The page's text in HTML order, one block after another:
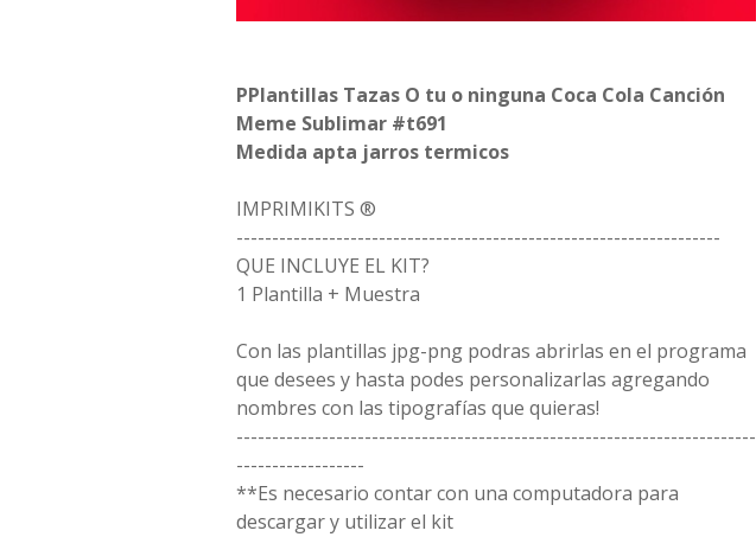
PPlantillas Tazas O tu o ninguna Coca Cola Canción
Meme Sublimar #t691
Medida apta jarros termicos
IMPRIMIKITS ®
--------------------------------------------------------------------
QUE INCLUYE EL KIT?
1 Plantilla + Muestra
Con las plantillas jpg-png podras abrirlas en el programa
que desees y hasta podes personalizarlas agregando
nombres con las tipografías que quieras!
-------------------------------------------------------------------------
------------------
**Es necesario contar con una computadora para
descargar y utilizar el kit